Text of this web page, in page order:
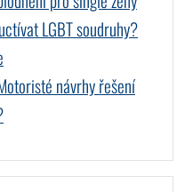
LGBT soudruhy?
návrhy řešení